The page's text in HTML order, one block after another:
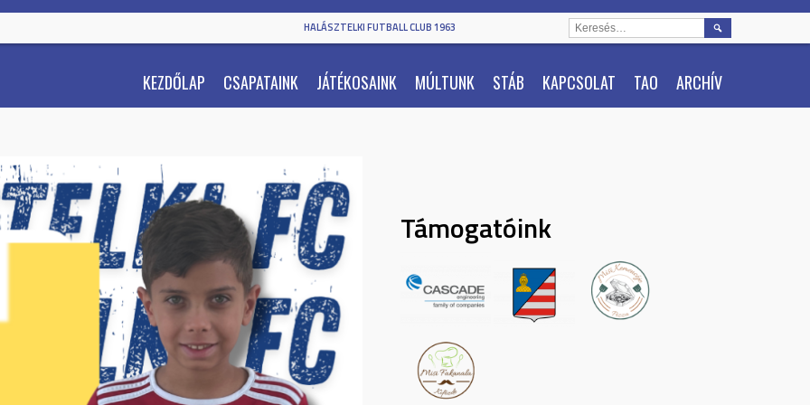
HALÁSZTELKI FUTBALL CLUB 1963
KEZDŐLAP CSAPATAINK JÁTÉKOSAINK MÚLTUNK STÁB KAPCSOLAT TAO ARCHÍV
KERESÉS:
Támogatóink